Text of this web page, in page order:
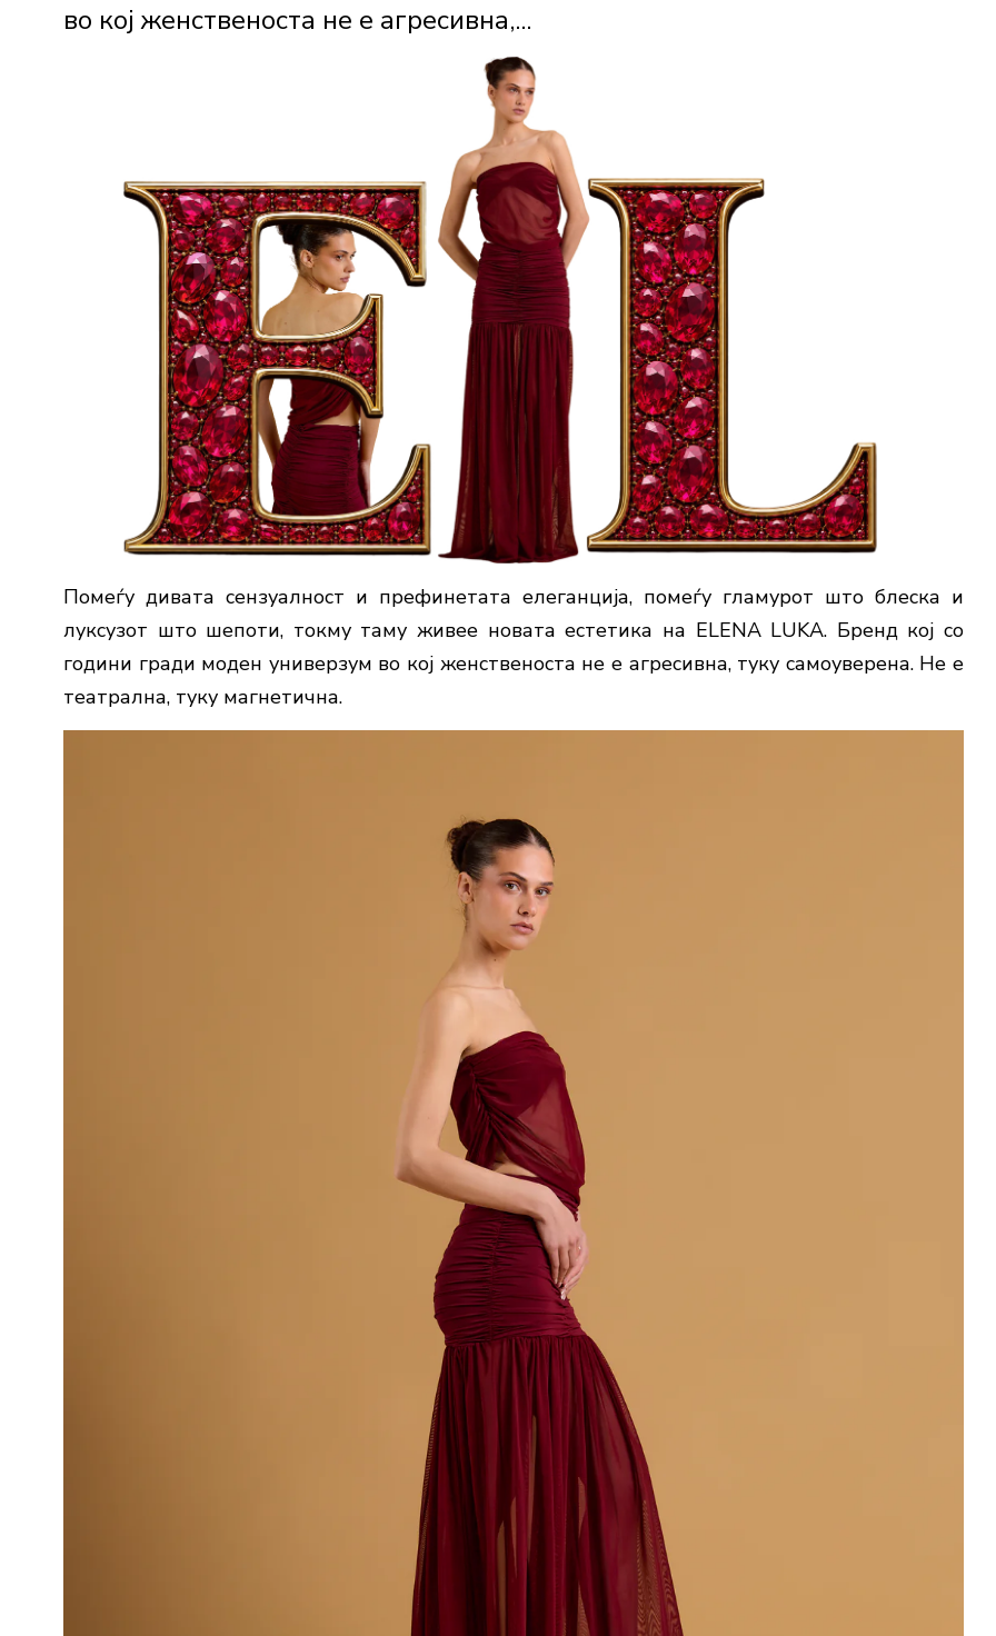
во кој женственоста не е агресивна,...
Помеѓу дивата сензуалност и префинетата елеганција, помеѓу гламурот што блеска и
луксузот што шепоти, токму таму живее новата естетика на ELENA LUKA. Бренд кој со
години гради моден универзум во кој женственоста не е агресивна, туку самоуверена. Не е
театрална, туку магнетична.